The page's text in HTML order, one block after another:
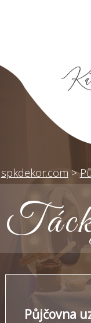
spkdekor.com >
Půjčovna